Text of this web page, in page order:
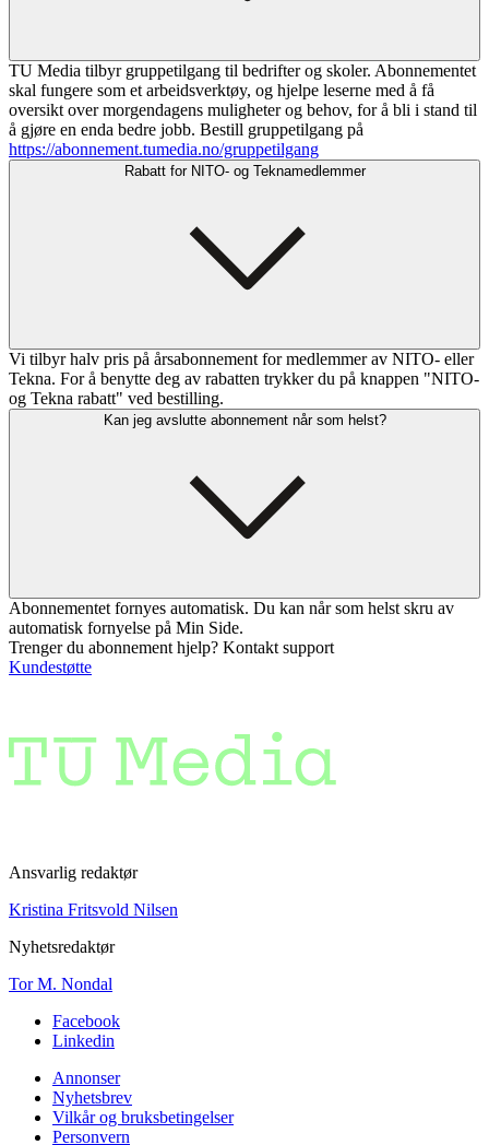
TU Media tilbyr gruppetilgang til bedrifter og skoler. Abonnementet
skal fungere som et arbeidsverktøy, og hjelpe leserne med å få
oversikt over morgendagens muligheter og behov, for å bli i stand til
å gjøre en enda bedre jobb. Bestill gruppetilgang på
https://abonnement.tumedia.no/gruppetilgang
Rabatt for NITO- og Teknamedlemmer
Vi tilbyr halv pris på årsabonnement for medlemmer av NITO- eller
Tekna. For å benytte deg av rabatten trykker du på knappen "NITO-
og Tekna rabatt" ved bestilling.
Kan jeg avslutte abonnement når som helst?
Abonnementet fornyes automatisk. Du kan når som helst skru av
automatisk fornyelse på Min Side.
Trenger du abonnement hjelp? Kontakt support
Kundestøtte
Ansvarlig redaktør
Kristina Fritsvold Nilsen
Nyhetsredaktør
Tor M. Nondal
Facebook
Linkedin
Annonser
Nyhetsbrev
Vilkår og bruksbetingelser
Personvern